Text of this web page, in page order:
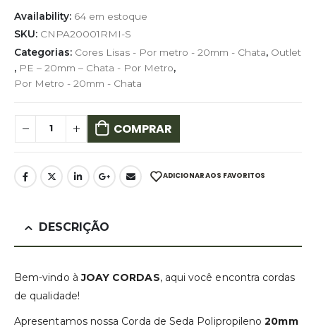
Availability: 64 em estoque
SKU: CNPA20001RMI-S
Categorias: Cores Lisas - Por metro - 20mm - Chata, Outlet
, PE – 20mm – Chata - Por Metro,
Por Metro - 20mm - Chata
COMPRAR
ADICIONAR AOS FAVORITOS
DESCRIÇÃO
Bem-vindo àJOAY CORDAS, aqui você encontra cordas
de qualidade!
Apresentamos nossa Corda de Seda Polipropileno20mm